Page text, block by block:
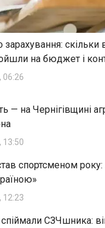
скільки
на бюджет і
06:26
— на Чернігівщині
13:50
спортсменом
12:23
спіймали СЗЧшника: